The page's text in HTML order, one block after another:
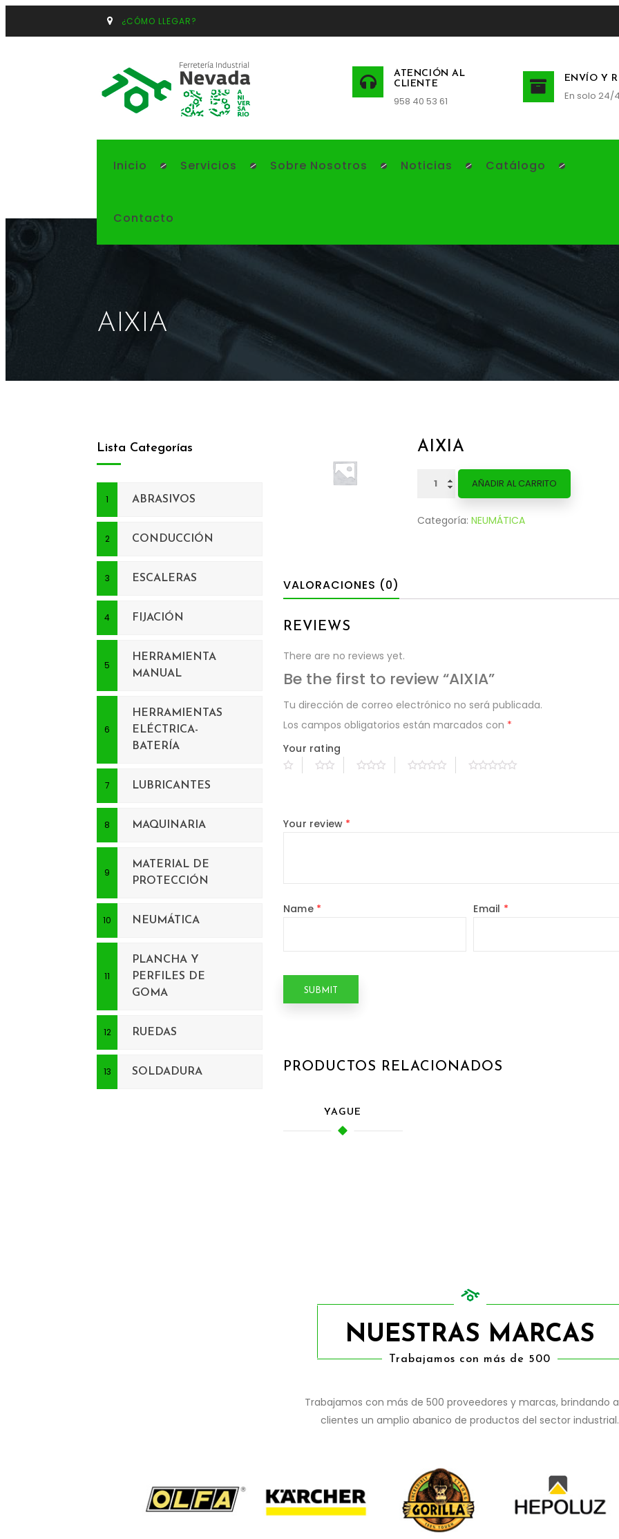
¿CÓMO LLEGAR?
ATENCIÓN AL
CLIENTE
958 40 53 61
ENVÍO Y
En solo 24/
Inicio Servicios Sobre Nosotros Noticias Catálogo
Contacto
AIXIA
Lista Categorías
ABRASIVOS
CONDUCCIÓN
ESCALERAS
FIJACIÓN
HERRAMIENTA
MANUAL
HERRAMIENTAS
ELÉCTRICA-
BATERÍA
LUBRICANTES
MAQUINARIA
MATERIAL DE
PROTECCIÓN
NEUMÁTICA
PLANCHA Y
PERFILES DE
GOMA
RUEDAS
SOLDADURA
AIXIA
cantidad
AÑADIR AL CARRITO
Categoría:NEUMÁTICA
VALORACIONES (0)
REVIEWS
There are no reviews yet.
Be the first to review “AIXIA”
Tu dirección de correo electrónico no será publicada.
Los campos obligatorios están marcados con *
Your rating
Your review *
Name * Email *
PRODUCTOS RELACIONADOS
YAGUE
NUESTRAS MARCAS
Trabajamos con más de 500
Trabajamos con más de 500 proveedores y marcas, brindando
clientes un amplio abanico de productos del sector industrial.